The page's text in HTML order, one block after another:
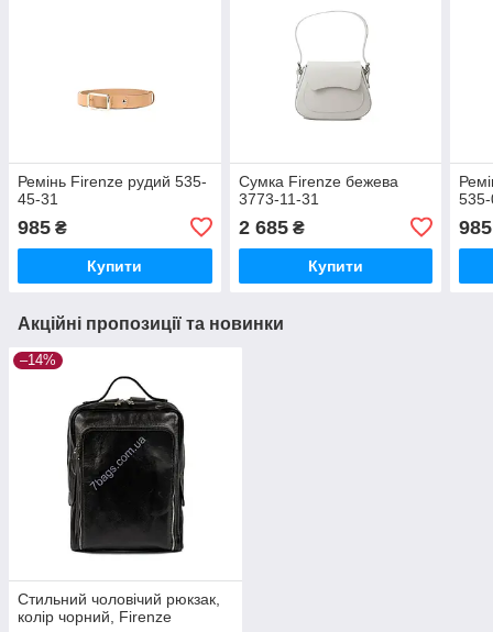
Ремінь Firenze рудий 535-
45-31
985 ₴
Купити
Сумка Firenze бежева
3773-11-31
2 685₴
Купити
985
Акційні пропозиції та новинки
–14%
Стильний чоловічий рюкзак,
колір чорний, Firenze